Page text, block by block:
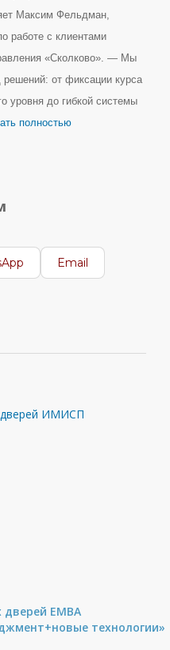
Максим Фельдман,
работе с клиентами
«Сколково». — Мы
от фиксации курса
уровня до гибкой системы
полностью
Email
дверей ЕМВА
технологии»